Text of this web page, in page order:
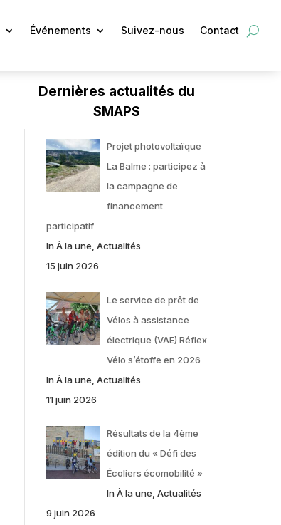
Événements Suivez-nous Contact
Dernières actualités du
SMAPS
Projet photovoltaïque
La Balme : participez à
la campagne de
financement
participatif
In À la une, Actualités
15 juin 2026
Le service de prêt de
Vélos à assistance
électrique (VAE) Réflex
Vélo s’étoffe en 2026
In À la une, Actualités
11 juin 2026
Résultats de la 4ème
édition du « Défi des
Écoliers écomobilité »
In À la une, Actualités
9 juin 2026